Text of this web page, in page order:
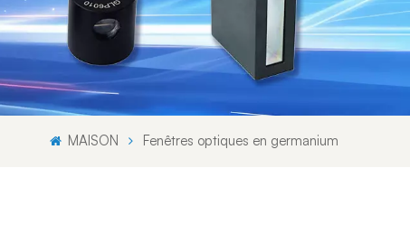
MAISON Fenêtres optiques en germanium